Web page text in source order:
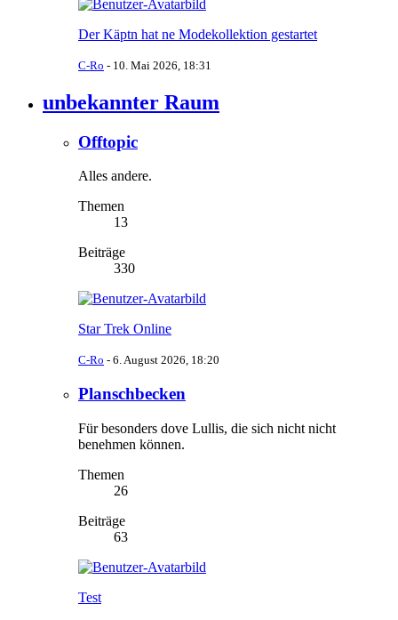
Der Käptn hat ne Modekollektion gestartet
C-Ro - 10. Mai 2026, 18:31
unbekannter Raum
Offtopic
Alles andere.
Themen
13
Beiträge
330
Star Trek Online
C-Ro - 6. August 2026, 18:20
Planschbecken
Für besonders dove Lullis, die sich nicht nicht
benehmen können.
Themen
26
Beiträge
63
Test